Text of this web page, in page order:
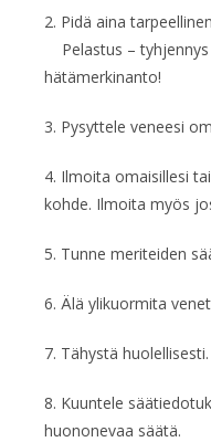
2. Pidä aina
Pelastus –
hätämerkinanto!
3. Pysyttele veneesi
4. Ilmoita omaisillesi
kohde. Ilmoita myös
5. Tunne meriteiden
6. Älä ylikuormita
7. Tähystä
8. Kuuntele
huononevaa säätä.